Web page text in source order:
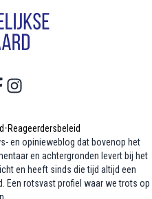
•Reageerdersbeleid
en opinieweblog dat bovenop het
en achtergronden levert bij het
en heeft sinds die tijd altijd een
Een rotsvast profiel waar we trots op